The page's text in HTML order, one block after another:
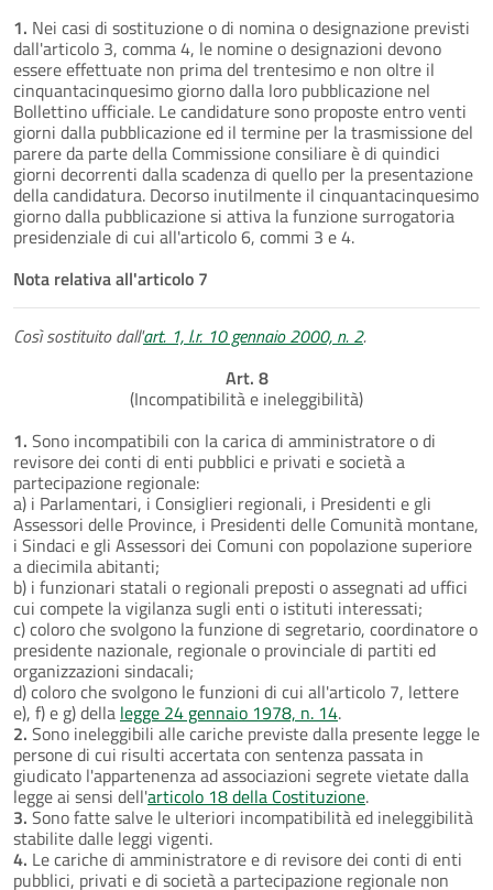
1. Nei casi di sostituzione o di nomina o designazione previsti
dall'articolo 3, comma 4, le nomine o designazioni devono
essere effettuate non prima del trentesimo e non oltre il
cinquantacinquesimo giorno dalla loro pubblicazione nel
Bollettino ufficiale. Le candidature sono proposte entro venti
giorni dalla pubblicazione ed il termine per la trasmissione del
parere da parte della Commissione consiliare è di quindici
giorni decorrenti dalla scadenza di quello per la presentazione
della candidatura. Decorso inutilmente il cinquantacinquesimo
giorno dalla pubblicazione si attiva la funzione surrogatoria
presidenziale di cui all'articolo 6, commi 3 e 4.
Nota relativa all'articolo 7
Così sostituito dall'art. 1, l.r. 10 gennaio 2000, n. 2.
Art. 8
(Incompatibilità e ineleggibilità)
1. Sono incompatibili con la carica di amministratore o di
revisore dei conti di enti pubblici e privati e società a
partecipazione regionale:
a) i Parlamentari, i Consiglieri regionali, i Presidenti e gli
Assessori delle Province, i Presidenti delle Comunità montane,
i Sindaci e gli Assessori dei Comuni con popolazione superiore
a diecimila abitanti;
b) i funzionari statali o regionali preposti o assegnati ad uffici
cui compete la vigilanza sugli enti o istituti interessati;
c) coloro che svolgono la funzione di segretario, coordinatore o
presidente nazionale, regionale o provinciale di partiti ed
organizzazioni sindacali;
d) coloro che svolgono le funzioni di cui all'articolo 7, lettere
e), f) e g) della legge 24 gennaio 1978, n. 14.
2. Sono ineleggibili alle cariche previste dalla presente legge le
persone di cui risulti accertata con sentenza passata in
giudicato l'appartenenza ad associazioni segrete vietate dalla
legge ai sensi dell'articolo 18 della Costituzione.
3. Sono fatte salve le ulteriori incompatibilità ed ineleggibilità
stabilite dalle leggi vigenti.
4. Le cariche di amministratore e di revisore dei conti di enti
pubblici, privati e di società a partecipazione regionale non